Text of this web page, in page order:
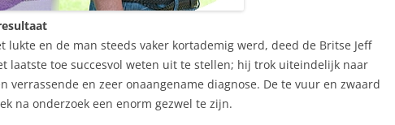
lukte en de man steeds vaker kortademig werd, deed de Britse Jeff
laatste toe succesvol weten uit te stellen; hij trok uiteindelijk naar
verrassende en zeer onaangename diagnose. De te vuur en zwaard
na onderzoek een enorm gezwel te zijn.